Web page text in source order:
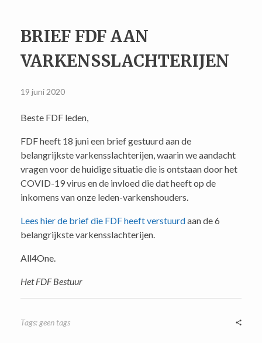
Farmer Friendly
Persberichten
Lid worden
Wachtwoord vergeten
WINKEL
Winkelmand
CONTACT
LID WORDEN/LOGIN
BRIEF FDF AAN
VARKENSSLACHTERIJEN
19 juni 2020
Beste FDF leden,
FDF heeft 18 juni een brief gestuurd aan de
belangrijkste varkensslachterijen, waarin we aandacht
vragen voor de huidige situatie die is ontstaan door het
COVID-19 virus en de invloed die dat heeft op de
inkomens van onze leden-varkenshouders.
Lees hier de brief die FDF heeft verstuurdaan de 6
belangrijkste varkensslachterijen.
All4One.
Het FDF Bestuur
Tags: geen tags